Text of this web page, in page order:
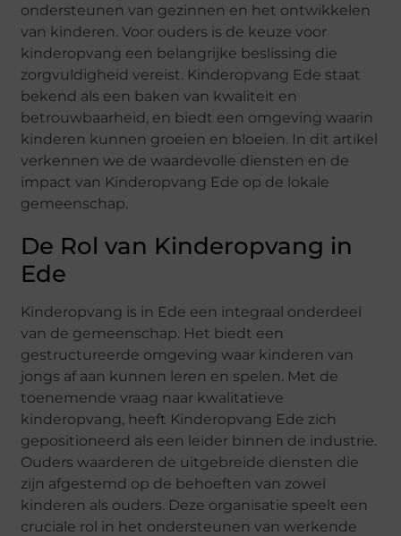
ondersteunen van gezinnen en het ontwikkelen
van kinderen. Voor ouders is de keuze voor
kinderopvang een belangrijke beslissing die
zorgvuldigheid vereist. Kinderopvang Ede staat
bekend als een baken van kwaliteit en
betrouwbaarheid, en biedt een omgeving waarin
kinderen kunnen groeien en bloeien. In dit artikel
verkennen we de waardevolle diensten en de
impact van Kinderopvang Ede op de lokale
gemeenschap.
De Rol van Kinderopvang in
Ede
Kinderopvang is in Ede een integraal onderdeel
van de gemeenschap. Het biedt een
gestructureerde omgeving waar kinderen van
jongs af aan kunnen leren en spelen. Met de
toenemende vraag naar kwalitatieve
kinderopvang, heeft Kinderopvang Ede zich
gepositioneerd als een leider binnen de industrie.
Ouders waarderen de uitgebreide diensten die
zijn afgestemd op de behoeften van zowel
kinderen als ouders. Deze organisatie speelt een
cruciale rol in het ondersteunen van werkende